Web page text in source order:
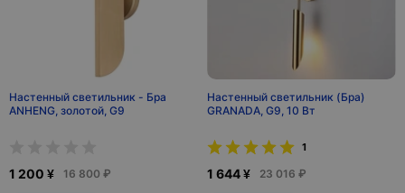
Настенный светильник - Бра
ANHENG, золотой, G9
1 200 ¥ 16 800 ₽
Настенный светильник (Бра)
GRANADA, G9, 10 Вт
1
1 644 ¥ 23 016 ₽